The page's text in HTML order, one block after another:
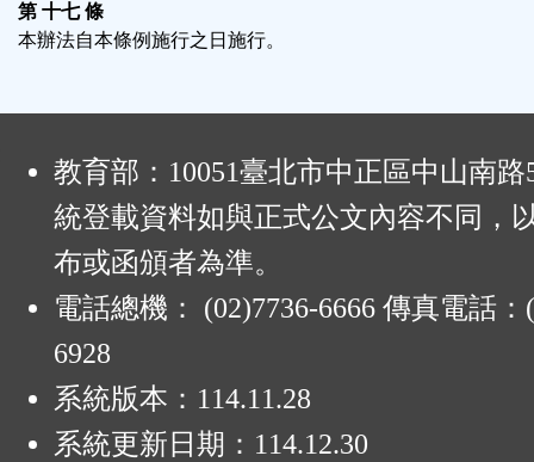
第 十七 條
本辦法自本條例施行之日施行。
教育部：10051臺北市中正區中山南
統登載資料如與正式公文內容不同，
布或函頒者為準。
電話總機： (02)7736-6666 傳真電話：
6928
系統版本： 114.11.28
系統更新日期： 114.12.30